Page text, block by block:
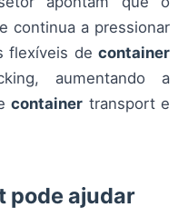
continua a pressionar
flexíveis de container
aumentando a
container transport e
pode ajudar